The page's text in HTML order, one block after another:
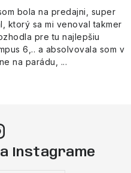
bola na predajni, super
ktorý sa mi venoval takmer
pre tu najlepšiu
6,.. a absolvovala som v
na parádu, ...
Instagrame